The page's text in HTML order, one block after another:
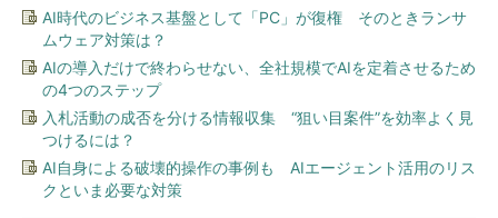
AI時代のビジネス基盤として「PC」が復権 そのときランサ
ムウェア対策は？
AIの導入だけで終わらせない、全社規模でAIを定着させるため
の4つのステップ
入札活動の成否を分ける情報収集 “狙い目案件”を効率よく見
つけるには？
AI自身による破壊的操作の事例も AIエージェント活用のリス
クといま必要な対策